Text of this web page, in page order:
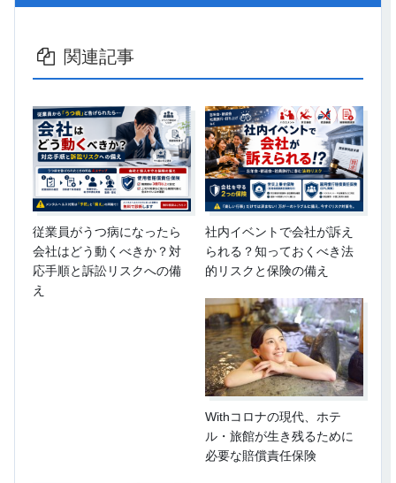
関連記事
従業員がうつ病になったら
会社はどう動くべきか？対
応手順と訴訟リスクへの備
え
社内イベントで会社が訴え
られる？知っておくべき法
的リスクと保険の備え
Withコロナの現代、ホテ
ル・旅館が生き残るために
必要な賠償責任保険